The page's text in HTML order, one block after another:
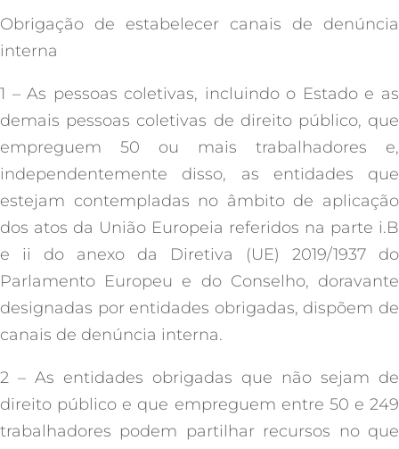
Obrigação de estabelecer canais de denúncia
interna
1 – As pessoas coletivas, incluindo o Estado e as
demais pessoas coletivas de direito público, que
empreguem 50 ou mais trabalhadores e,
independentemente disso, as entidades que
estejam contempladas no âmbito de aplicação
dos atos da União Europeia referidos na parte i.B
e ii do anexo da Diretiva (UE) 2019/1937 do
Parlamento Europeu e do Conselho, doravante
designadas por entidades obrigadas, dispõem de
canais de denúncia interna.
2 – As entidades obrigadas que não sejam de
direito público e que empreguem entre 50 e 249
trabalhadores podem partilhar recursos no que